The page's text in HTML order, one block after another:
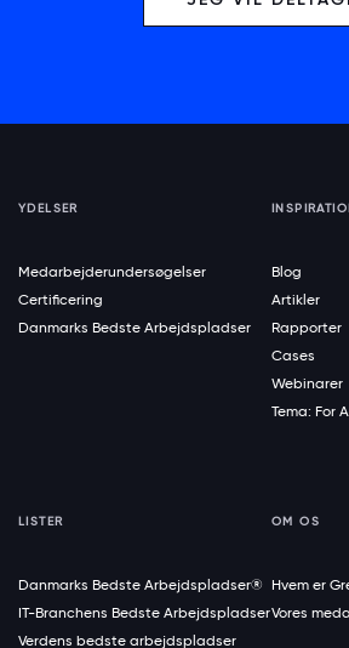
YDELSER
Medarbejderundersøgelser
Certificering
Danmarks Bedste Arbejdspladser
Blog
Artikler
Rapporter
Cases
Webinarer
Tema: For All
LISTER
Danmarks Bedste Arbejdspladser®
IT-Branchens Bedste Arbejdspladser
Verdens bedste arbejdspladser
OM OS
Hvem er
Vores